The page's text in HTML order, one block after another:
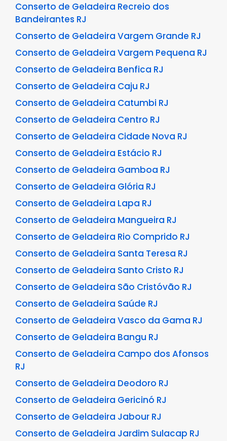
Conserto de Geladeira Recreio dos
Bandeirantes RJ
Conserto de Geladeira Vargem Grande RJ
Conserto de Geladeira Vargem Pequena RJ
Conserto de Geladeira Benfica RJ
Conserto de Geladeira Caju RJ
Conserto de Geladeira Catumbi RJ
Conserto de Geladeira Centro RJ
Conserto de Geladeira Cidade Nova RJ
Conserto de Geladeira Estácio RJ
Conserto de Geladeira Gamboa RJ
Conserto de Geladeira Glória RJ
Conserto de Geladeira Lapa RJ
Conserto de Geladeira Mangueira RJ
Conserto de Geladeira Rio Comprido RJ
Conserto de Geladeira Santa Teresa RJ
Conserto de Geladeira Santo Cristo RJ
Conserto de Geladeira São Cristóvão RJ
Conserto de Geladeira Saúde RJ
Conserto de Geladeira Vasco da Gama RJ
Conserto de Geladeira Bangu RJ
Conserto de Geladeira Campo dos Afonsos
RJ
Conserto de Geladeira Deodoro RJ
Conserto de Geladeira Gericinó RJ
Conserto de Geladeira Jabour RJ
Conserto de Geladeira Jardim Sulacap RJ